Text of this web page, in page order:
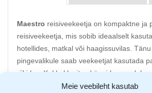
Meie veebileht kasutab
Maestro reisiveekeetja on kompaktne ja
reisiveekeetja, mis sobib ideaalselt
hotellides, matkal või haagissuvilas.
pingevalikule saab veekeetjat kasutada
riikides. Kokkuklapitav käepide muudab
mugavaks hoiustamiseks ja